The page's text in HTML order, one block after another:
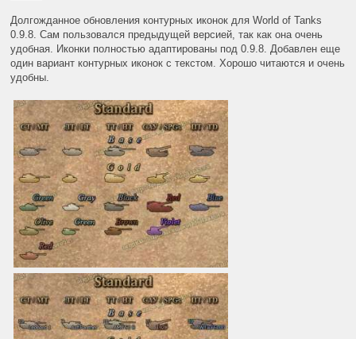
Долгожданное обновления контурных иконок для World of Tanks
0.9.8. Сам пользовался предыдущей версией, так как она очень
удобная. Иконки полностью адаптированы под 0.9.8. Добавлен еще
один вариант контурных иконок с текстом. Хорошо читаются и очень
удобны.